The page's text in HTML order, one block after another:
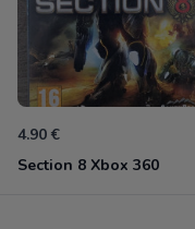
4.90 €
Section 8 Xbox 360